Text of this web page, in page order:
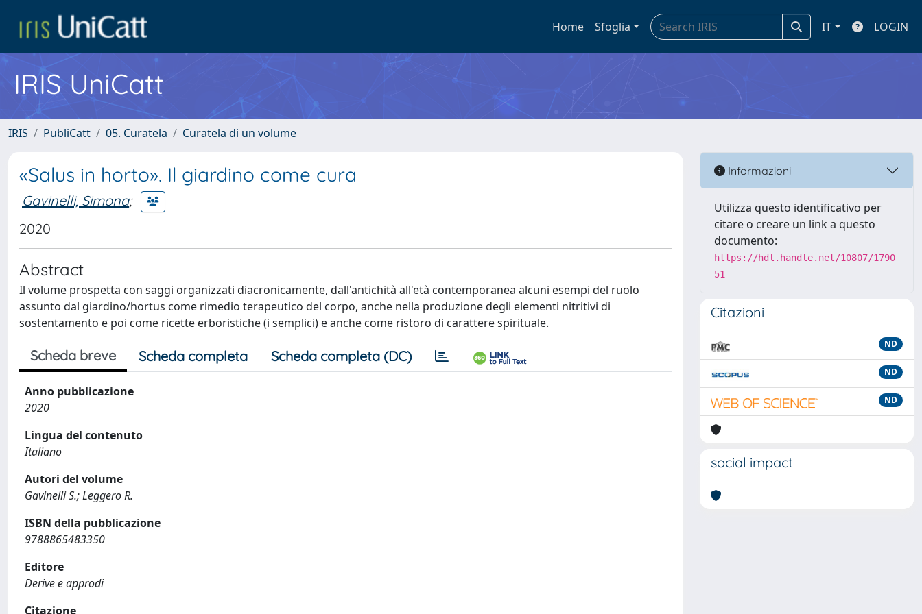
Home Sfoglia IT LOGIN
IRIS UniCatt
IRIS PubliCatt 05. Curatela Curatela di un volume
«Salus in horto». Il giardino come cura
Gavinelli, Simona;
2020
Abstract
Il volume prospetta con saggi organizzati diacronicamente, dall'antichità all'età contemporanea alcuni esempi del ruolo
assunto dal giardino/hortus come rimedio terapeutico del corpo, anche nella produzione degli elementi nitritivi di
sostentamento e poi come ricette erboristiche (i semplici) e anche come ristoro di carattere spirituale.
Scheda breve Scheda completa Scheda completa (DC)
Anno pubblicazione
2020
Lingua del contenuto
Italiano
Autori del volume
Gavinelli S.; Leggero R.
ISBN della pubblicazione
9788865483350
Editore
Derive e approdi
Citazione
Informazioni
Utilizza questo identificativo per
citare o creare un link a questo
documento:
https://hdl.handle.net/10807/1790
51
Citazioni
ND
ND
ND
social impact